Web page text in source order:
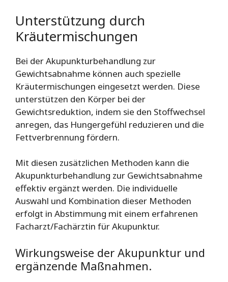
Unterstützung durch
Kräutermischungen
Bei der Akupunkturbehandlung zur
Gewichtsabnahme können auch spezielle
Kräutermischungen eingesetzt werden. Diese
unterstützen den Körper bei der
Gewichtsreduktion, indem sie den Stoffwechsel
anregen, das Hungergefühl reduzieren und die
Fettverbrennung fördern.
Mit diesen zusätzlichen Methoden kann die
Akupunkturbehandlung zur Gewichtsabnahme
effektiv ergänzt werden. Die individuelle
Auswahl und Kombination dieser Methoden
erfolgt in Abstimmung mit einem erfahrenen
Facharzt/Fachärztin für Akupunktur.
Wirkungsweise der Akupunktur und
ergänzende Maßnahmen.